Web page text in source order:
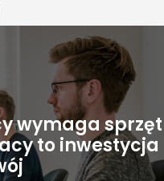
wymaga sprzęt
to inwestycja